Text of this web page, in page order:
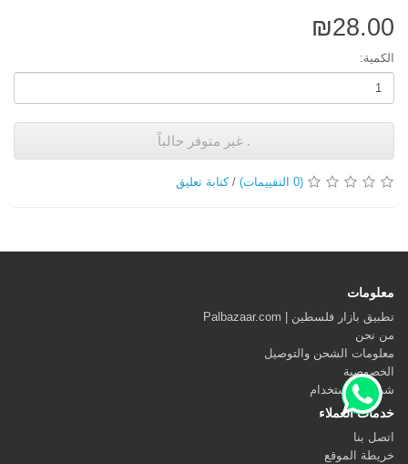
₪28.00
الكمية:
. غير متوفر حالياً
(0 التقييمات) /كتابة تعليق
معلومات
تطبيق بازار فلسطين | Palbazaar.com
من نحن
معلومات الشحن والتوصيل
الخصوصية
شروط الاستخدام
خدمات العملاء
اتصل بنا
خريطة الموقع